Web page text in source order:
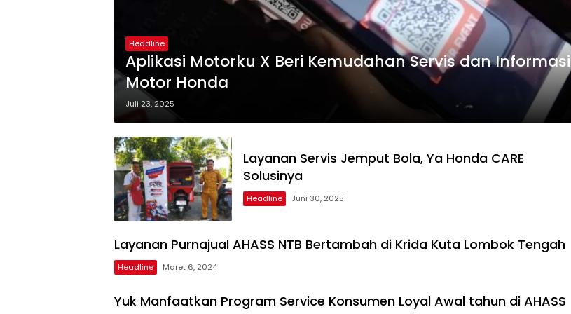
Headline
Aplikasi Motorku X Beri Kemudahan Servis dan Informasi
Motor Honda
Juli 23, 2025
Layanan Servis Jemput Bola, Ya Honda CARE
Solusinya
Headline Juni 30, 2025
Layanan Purnajual AHASS NTB Bertambah di Krida Kuta Lombok Tengah
Headline Maret 6, 2024
Yuk Manfaatkan Program Service Konsumen Loyal Awal tahun di AHASS